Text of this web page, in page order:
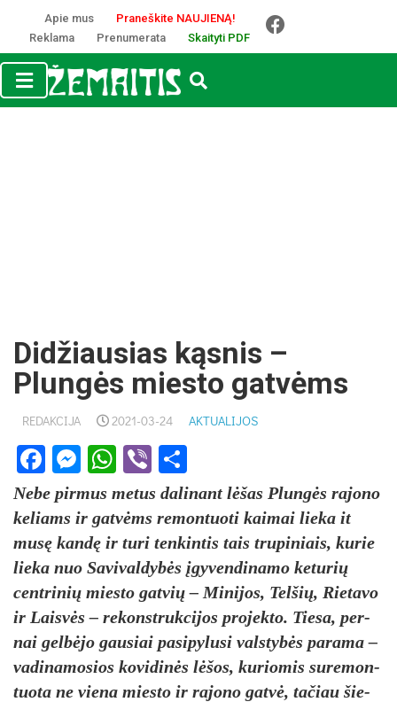
Apie mus
Praneškite NAUJIENĄ!
Reklama
Prenumerata Skaityti PDF
Didžiausias kąsnis –
Plungės miesto gatvėms
REDAKCIJA 2021-03-24 AKTUALIJOS
Facebook
Messenger
WhatsApp
Viber
Ne­be pir­mus me­tus da­li­nant lėšas Plungės ra­jo­no
ke­liams ir gatvėms re­mon­tuo­ti kai­mai lie­ka it
musę kandę ir tu­ri ten­kin­tis tais tru­pi­niais, ku­rie
lie­ka nuo Sa­vi­val­dybės įgy­ven­di­na­mo ke­tu­rių
cent­ri­nių mies­to gat­vių – Mi­ni­jos, Tel­šių, Rie­ta­vo
ir Laisvės – re­konst­ruk­ci­jos pro­jek­to. Tie­sa, per­
nai gelbė­jo gau­siai pa­si­py­lu­si vals­tybės pa­ra­ma –
va­di­na­mo­sios ko­vi­dinės lėšos, ku­rio­mis su­re­mon­
tuo­ta ne vie­na mies­to ir ra­jo­no gatvė, ta­čiau šie­